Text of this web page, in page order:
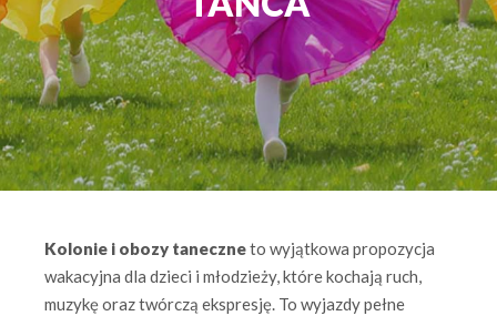
Kolonie i obozy taneczneto wyjątkowa propozycja
wakacyjna dla dzieci i młodzieży, które kochają ruch,
muzykę oraz twórczą ekspresję. To wyjazdy pełne